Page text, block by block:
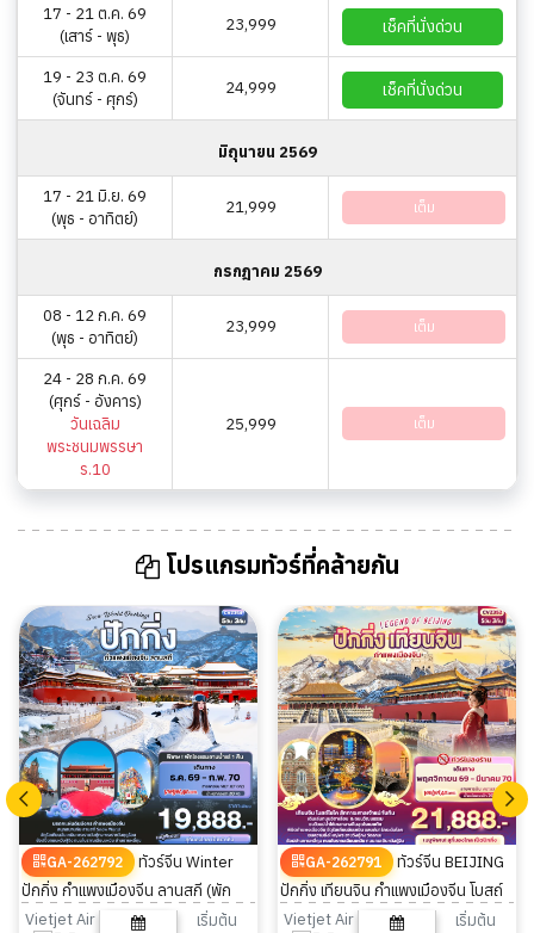
17 - 21 ต.ค. 69
(เสาร์ - พุธ)
23,999 เช็คที่นั่งด่วน
19 - 23 ต.ค. 69
(จันทร์ - ศุกร์)
24,999 เช็คที่นั่งด่วน
มิถุนายน 2569
17 - 21 มิ.ย. 69
(พุธ - อาทิตย์)
21,999 เต็ม
กรกฎาคม 2569
08 - 12 ก.ค. 69
(พุธ - อาทิตย์)
23,999 เต็ม
24 - 28 ก.ค. 69
(ศุกร์ - อังคาร)
วันเฉลิม
พระชนมพรรษา
ร.10
25,999 เต็ม
โปรแกรมทัวร์ที่คล้ายกัน
GA-262792
ทัวร์จีน Winter
ปักกิ่ง กำแพงเมืองจีน ลานสกี (พัก
โรงแรมอาบน้ำแร่1คืน) 5วัน 3คืน
Vietjet Air
เริ่มต้น
GA-262791
ทัวร์จีน BEIJING
ปักกิ่ง เทียนจิน กำแพงเมืองจีน โบสถ์
ไซไค 5วัน 3คืน
Vietjet Air
เริ่มต้น